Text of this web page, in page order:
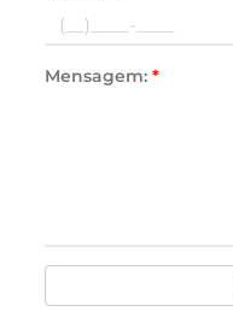
Mensagem: *